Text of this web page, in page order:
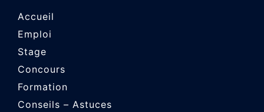
Accueil
Emploi
Stage
Concours
Formation
Conseils – Astuces